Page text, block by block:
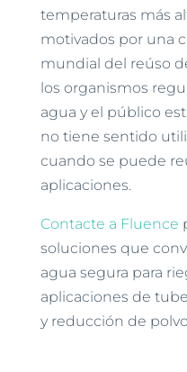
temperaturas más
motivados por una
mundial del reúso
los organismos
agua y el público
no tiene sentido
cuando se puede
aplicaciones.
Contacte a Fluence
soluciones que
agua segura para
aplicaciones de
y reducción de